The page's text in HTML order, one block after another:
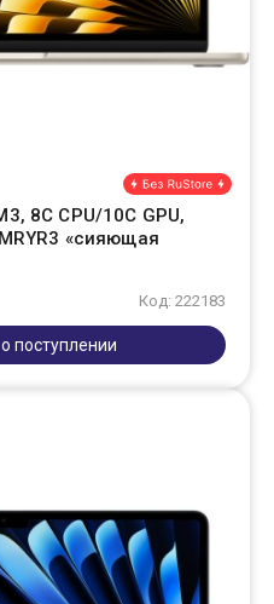
8C CPU/10C GPU,
«сияющая
Код: 222183
поступлении